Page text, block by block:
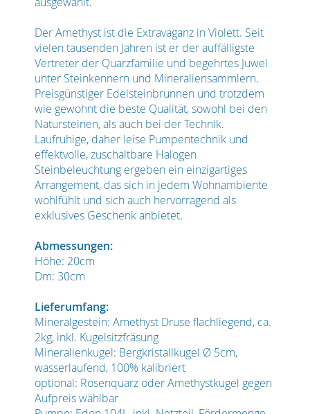
Der Amethyst ist die Extravaganz in Violett. Seit
vielen tausenden Jahren ist er der auffälligste
Vertreter der Quarzfamilie und begehrtes Juwel
unter Steinkennern und Mineraliensammlern.
Preisgünstiger Edelsteinbrunnen und trotzdem
wie gewohnt die beste Qualität, sowohl bei den
Natursteinen, als auch bei der Technik.
Laufruhige, daher leise Pumpentechnik und
effektvolle, zuschaltbare Halogen
Steinbeleuchtung ergeben ein einzigartiges
Arrangement, das sich in jedem Wohnambiente
wohlfühlt und sich auch hervorragend als
exklusives Geschenk anbietet.
Abmessungen:
Höhe: 20cm
Dm: 30cm
Lieferumfang:
Mineralgestein: Amethyst Druse flachliegend, ca.
2kg, inkl. Kugelsitzfräsung
Mineralienkugel: Bergkristallkugel Ø 5cm,
wasserlaufend, 100% kalibriert
optional: Rosenquarz oder Amethystkugel gegen
Aufpreis wählbar